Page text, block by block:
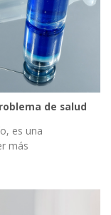
de salud
es una
más